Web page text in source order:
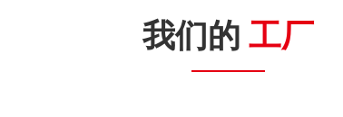
我们的 工厂